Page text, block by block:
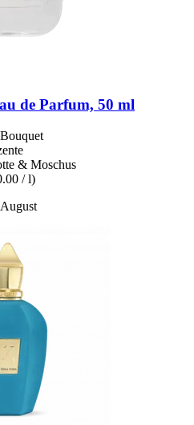
de Parfum, 50 ml
& Moschus
/ l)